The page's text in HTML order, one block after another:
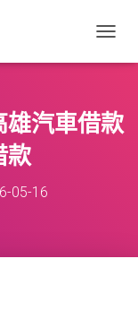
O
L
E
雄汽車借款
款
05-16